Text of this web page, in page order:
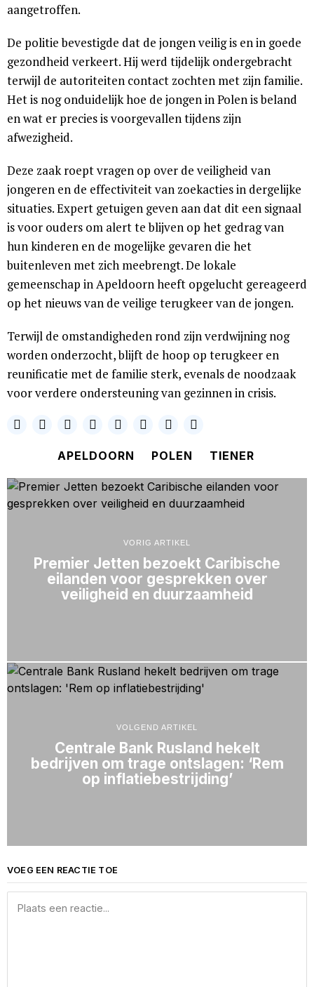
aangetroffen.
De politie bevestigde dat de jongen veilig is en in goede
gezondheid verkeert. Hij werd tijdelijk ondergebracht
terwijl de autoriteiten contact zochten met zijn familie.
Het is nog onduidelijk hoe de jongen in Polen is beland
en wat er precies is voorgevallen tijdens zijn
afwezigheid.
Deze zaak roept vragen op over de veiligheid van
jongeren en de effectiviteit van zoekacties in dergelijke
situaties. Expert getuigen geven aan dat dit een signaal
is voor ouders om alert te blijven op het gedrag van
hun kinderen en de mogelijke gevaren die het
buitenleven met zich meebrengt. De lokale
gemeenschap in Apeldoorn heeft opgelucht gereageerd
op het nieuws van de veilige terugkeer van de jongen.
Terwijl de omstandigheden rond zijn verdwijning nog
worden onderzocht, blijft de hoop op terugkeer en
reunificatie met de familie sterk, evenals de noodzaak
voor verdere ondersteuning van gezinnen in crisis.
APELDOORN POLEN TIENER
VORIG ARTIKEL
Premier Jetten bezoekt Caribische
eilanden voor gesprekken over
veiligheid en duurzaamheid
VOLGEND ARTIKEL
Centrale Bank Rusland hekelt
bedrijven om trage ontslagen: ‘Rem
op inflatiebestrijding’
VOEG EEN REACTIE TOE